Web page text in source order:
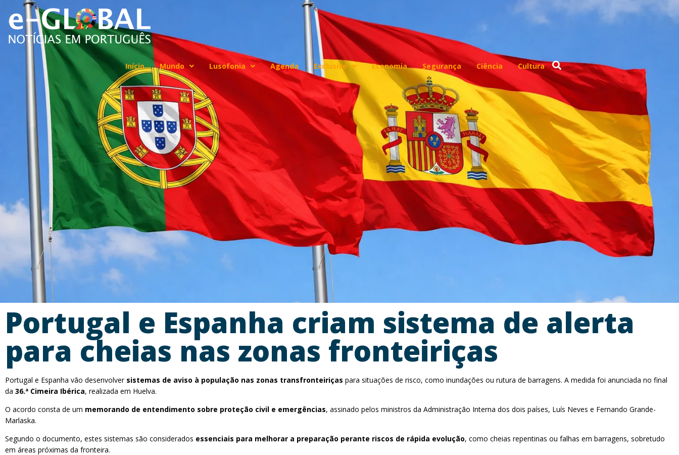
Início Mundo Lusofonia Agenda Exclusivo Economia Segurança Ciência Cultura
Portugal e Espanha criam sistema de alerta
para cheias nas zonas fronteiriças
Portugal e Espanha vão desenvolver sistemas de aviso à população nas zonas transfronteiriças para situações de risco, como inundações ou rutura de barragens. A medida foi anunciada no final
da 36.ª Cimeira Ibérica, realizada em Huelva.
O acordo consta de um memorando de entendimento sobre proteção civil e emergências, assinado pelos ministros da Administração Interna dos dois países, Luís Neves e Fernando Grande-
Marlaska.
Segundo o documento, estes sistemas são considerados essenciais para melhorar a preparação perante riscos de rápida evolução, como cheias repentinas ou falhas em barragens, sobretudo
em áreas próximas da fronteira.